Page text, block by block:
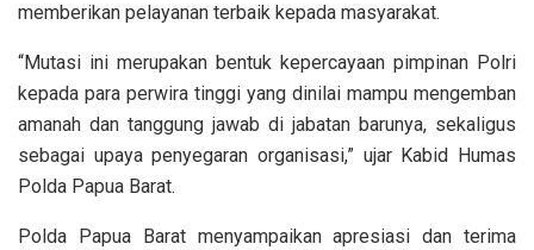
memberikan pelayanan terbaik kepada masyarakat.
“Mutasi ini merupakan bentuk kepercayaan pimpinan Polri
kepada para perwira tinggi yang dinilai mampu mengemban
amanah dan tanggung jawab di jabatan barunya, sekaligus
sebagai upaya penyegaran organisasi,” ujar Kabid Humas
Polda Papua Barat.
Polda Papua Barat menyampaikan apresiasi dan terima